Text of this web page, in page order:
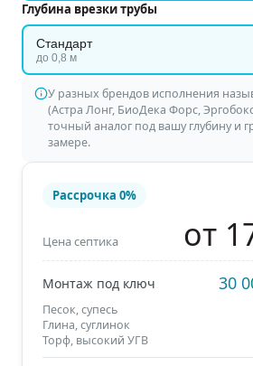
Глубина врезки трубы
Стандарт
до 0,8 м
У разных брендов исполнения
(Астра Лонг, БиоДека Форс,
точный аналог под вашу глубину и
замере.
Рассрочка 0%
Цена септика от
Монтаж под ключ 30
Песок, супесь
Глина, суглинок
Торф, высокий УГВ